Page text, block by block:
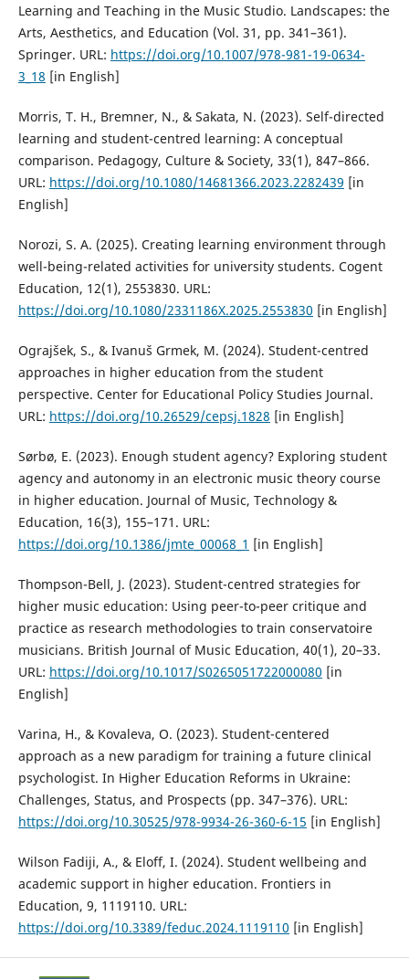
Learning and Teaching in the Music Studio. Landscapes: the
Arts, Aesthetics, and Education (Vol. 31, pp. 341–361).
Springer. URL: https://doi.org/10.1007/978-981-19-0634-
3_18 [in English]
Morris, T. H., Bremner, N., & Sakata, N. (2023). Self-directed
learning and student-centred learning: A conceptual
comparison. Pedagogy, Culture & Society, 33(1), 847–866.
URL: https://doi.org/10.1080/14681366.2023.2282439 [in
English]
Norozi, S. A. (2025). Creating learning environment through
well-being-related activities for university students. Cogent
Education, 12(1), 2553830. URL:
https://doi.org/10.1080/2331186X.2025.2553830 [in English]
Ograjšek, S., & Ivanuš Grmek, M. (2024). Student-centred
approaches in higher education from the student
perspective. Center for Educational Policy Studies Journal.
URL: https://doi.org/10.26529/cepsj.1828 [in English]
Sørbø, E. (2023). Enough student agency? Exploring student
agency and autonomy in an electronic music theory course
in higher education. Journal of Music, Technology &
Education, 16(3), 155–171. URL:
https://doi.org/10.1386/jmte_00068_1 [in English]
Thompson-Bell, J. (2023). Student-centred strategies for
higher music education: Using peer-to-peer critique and
practice as research methodologies to train conservatoire
musicians. British Journal of Music Education, 40(1), 20–33.
URL: https://doi.org/10.1017/S0265051722000080 [in
English]
Varina, H., & Kovaleva, O. (2023). Student-centered
approach as a new paradigm for training a future clinical
psychologist. In Higher Education Reforms in Ukraine:
Challenges, Status, and Prospects (pp. 347–376). URL:
https://doi.org/10.30525/978-9934-26-360-6-15 [in English]
Wilson Fadiji, A., & Eloff, I. (2024). Student wellbeing and
academic support in higher education. Frontiers in
Education, 9, 1119110. URL:
https://doi.org/10.3389/feduc.2024.1119110 [in English]